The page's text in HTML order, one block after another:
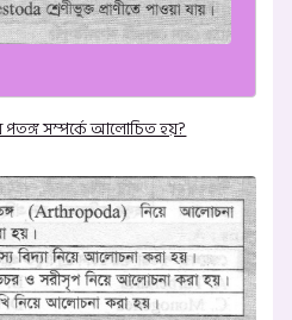
পতঙ্গ সম্পর্কে আলোচিত হয়?